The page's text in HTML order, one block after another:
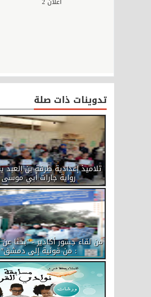
تدوينات ذات صلة
تلاميذ إعدادية طرفة بن العبد
رواية جارات أبي موسى
من لقاء جسور أكادير - "بحثا
: من قونية إلى دمشق"